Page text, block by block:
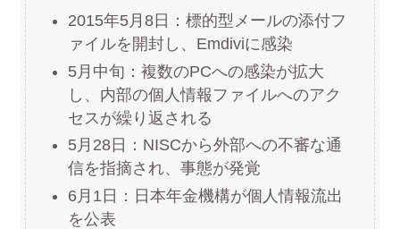
2015年5月8日：標的型メールの添付フ
ァイルを開封し、Emdiviに感染
5月中旬：複数のPCへの感染が拡大
し、内部の個人情報ファイルへのアク
セスが繰り返される
5月28日：NISCから外部への不審な通
信を指摘され、事態が発覚
6月1日：日本年金機構が個人情報流出
を公表